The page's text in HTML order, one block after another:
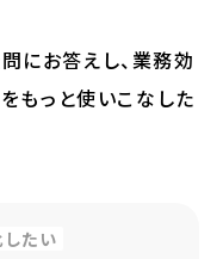
にお答えし、業務効
もっと使いこなした
たい